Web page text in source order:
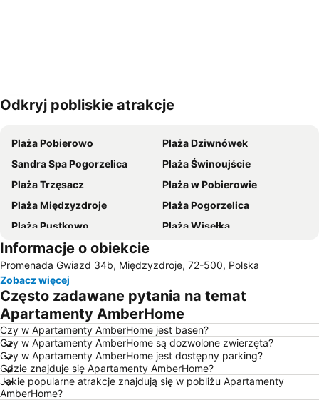
Powiększ mapę
Odkryj pobliskie atrakcje
Plaża Pobierowo
Plaża Dziwnówek
Sandra Spa Pogorzelica
Plaża Świnoujście
Plaża Trzęsacz
Plaża w Pobierowie
Plaża Międzyzdroje
Plaża Pogorzelica
Plaża Pustkowo
Plaża Wisełka
Dworzec PKP
Molo w Międzyzdrojach
Plaża Niechorze
Nadmorska
Plaża Łukęcin
Plaza Dziwnow
Łukęcin Golf and Relax Club
Promenada Gwiazd
Park Zdrojowy
Port Dziwnów
Plaża w Międzywodziu
Latarnia Morska
Karsibór
Amber Baltic Golf Club
Seebad Bansin Langenberg
Informacje o obiekcie
Promenada Gwiazd 34b, Międzyzdroje, 72-500, Polska
Zobacz więcej
Często zadawane pytania na temat
Apartamenty AmberHome
Czy w Apartamenty AmberHome jest basen?
Czy w Apartamenty AmberHome są dozwolone zwierzęta?
Czy w Apartamenty AmberHome jest dostępny parking?
Gdzie znajduje się Apartamenty AmberHome?
Jakie popularne atrakcje znajdują się w pobliżu Apartamenty
AmberHome?